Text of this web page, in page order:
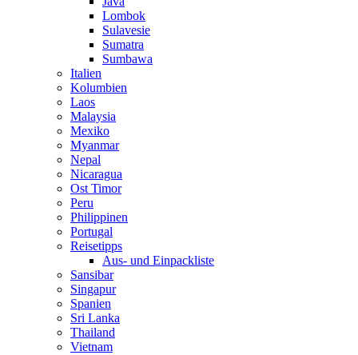
Lombok
Sulavesie
Sumatra
Sumbawa
Italien
Kolumbien
Laos
Malaysia
Mexiko
Myanmar
Nepal
Nicaragua
Ost Timor
Peru
Philippinen
Portugal
Reisetipps
Aus- und Einpackliste
Sansibar
Singapur
Spanien
Sri Lanka
Thailand
Vietnam